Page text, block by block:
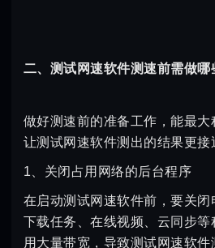
二、测试网速软件测速前需做哪
做好测速前的准备工作，能最大
让测试网速软件测出的结果更接
1、关闭占用网络的后台程序
在启动测试网速软件前，要关闭
下载任务、在线视频、云同步
用大量带宽，导致测试网速软